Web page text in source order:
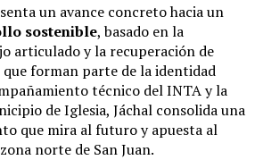
un avance concreto hacia un
sostenible, basado en la
articulado y la recuperación de
forman parte de la identidad
técnico del INTA y la
de Iglesia, Jáchal consolida una
que mira al futuro y apuesta al
norte de San Juan.